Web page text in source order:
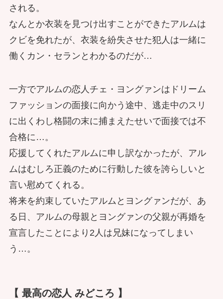
される。
なんとか衣装を見つけ出すことができたアルムは
クビを免れたが、衣装を紛失させた犯人は一緒に
働くカン・セランとわかるのだが…
一方でアルムの恋人チェ・ヨングァンはドリーム
ファッションの面接に向かう途中、逃走中のスリ
に出くわし格闘の末に捕まえたせいで面接では不
合格に…。
応援してくれたアルムに申し訳なかったが、アル
ムはむしろ正義のために行動した彼を誇らしいと
言い慰めてくれる。
将来を約束していたアルムとヨングァンだが、あ
る日、アルムの母親とヨングァンの父親が再婚を
宣言したことにより2人は兄妹になってしまい
う…。
【 最高の恋人 みどころ 】